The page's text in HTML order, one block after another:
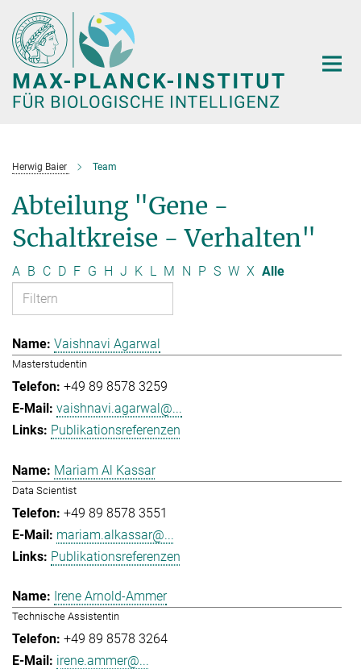
Hauptinhalt
Herwig Baier Team
Abteilung "Gene -
Schaltkreise - Verhalten"
A B C D F G H J K L M N P S W X Alle
Vaishnavi Agarwal
Masterstudentin
+49 89 8578 3259
vaishnavi.agarwal@...
Publikationsreferenzen
Mariam Al Kassar
Data Scientist
+49 89 8578 3551
mariam.alkassar@...
Publikationsreferenzen
Irene Arnold-Ammer
Technische Assistentin
+49 89 8578 3264
irene.ammer@...